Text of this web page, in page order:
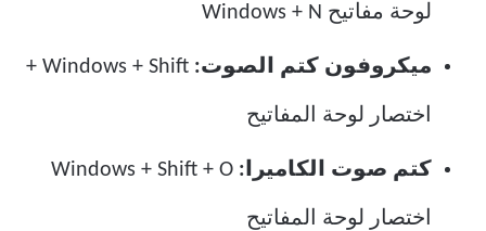
لوحة مفاتيح Windows + N
ميكروفون كتم الصوت: Windows + Shift +
اختصار لوحة المفاتيح
كتم صوت الكاميرا: Windows + Shift + O
اختصار لوحة المفاتيح